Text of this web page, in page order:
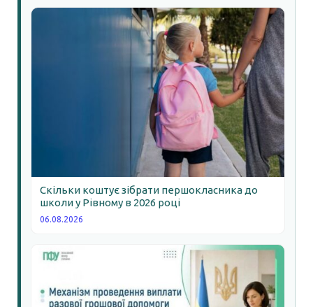
Скільки коштує зібрати першокласника до
школи у Рівному в 2026 році
06.08.2026